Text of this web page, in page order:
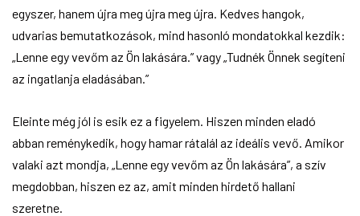
egyszer, hanem újra meg újra meg újra. Kedves hangok,
udvarias bemutatkozások, mind hasonló mondatokkal kezdik:
„Lenne egy vevőm az Ön lakására.” vagy „Tudnék Önnek segíteni
az ingatlanja eladásában.”
Eleinte még jól is esik ez a figyelem. Hiszen minden eladó
abban reménykedik, hogy hamar rátalál az ideális vevő. Amikor
valaki azt mondja, „Lenne egy vevőm az Ön lakására”, a szív
megdobban, hiszen ez az, amit minden hirdető hallani
szeretne.